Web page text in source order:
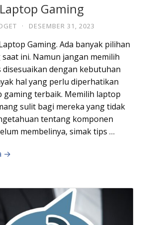
Gaming
· DESEMBER 31, 2023
Gaming. Ada banyak pilihan
ini. Namun jangan memilih
dengan kebutuhan
hal yang perlu diperhatikan
gaming terbaik. Memilih laptop
sulit bagi mereka yang tidak
tentang komponen
membelinya, simak tips …
→